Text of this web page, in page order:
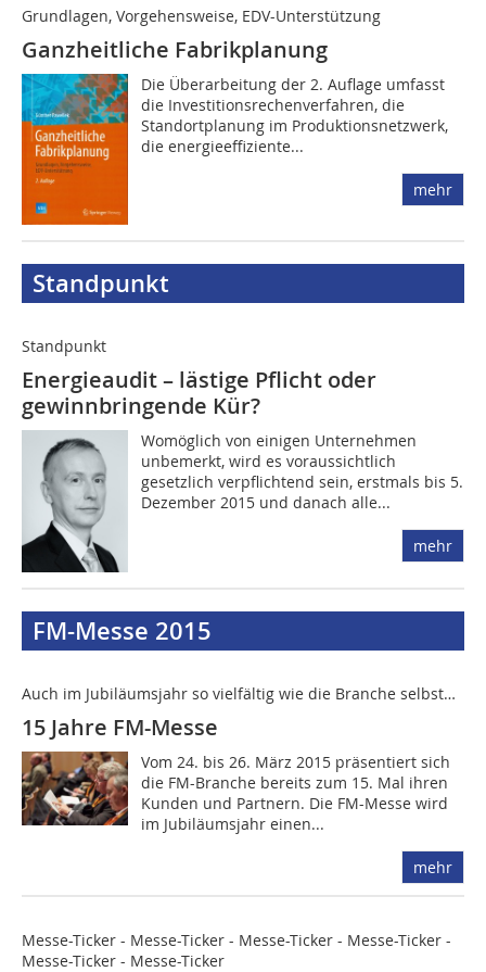
Grundlagen, Vorgehensweise, EDV-Unterstützung
Ganzheitliche Fabrikplanung
Die Überarbeitung der 2. Auflage umfasst
die Investitionsrechenverfahren, die
Standortplanung im Produktionsnetzwerk,
die energieeffiziente...
mehr
Standpunkt
Standpunkt
Energieaudit – lästige Pflicht oder
gewinnbringende Kür?
Womöglich von einigen Unternehmen
unbemerkt, wird es voraussichtlich
gesetzlich verpflichtend sein, erstmals bis 5.
Dezember 2015 und danach alle...
mehr
FM-Messe 2015
Auch im Jubiläumsjahr so vielfältig wie die Branche selbst…
15 Jahre FM-Messe
Vom 24. bis 26. März 2015 präsentiert sich
die FM-Branche bereits zum 15. Mal ihren
Kunden und Partnern. Die FM-Messe wird
im Jubiläumsjahr einen...
mehr
Messe-Ticker - Messe-Ticker - Messe-Ticker - Messe-Ticker -
Messe-Ticker - Messe-Ticker